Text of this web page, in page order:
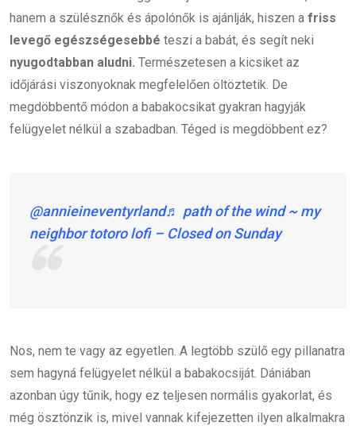
hanem a szülésznők és ápolónők is ajánlják, hiszen a friss
levegő egészségesebbé teszi a babát, és segít neki
nyugodtabban aludni. Természetesen a kicsiket az
időjárási viszonyoknak megfelelően öltöztetik. De
megdöbbentő módon a babakocsikat gyakran hagyják
felügyelet nélkül a szabadban. Téged is megdöbbent ez?
@annieineventyrland♬ path of the wind ~ my
neighbor totoro lofi – Closed on Sunday
Nos, nem te vagy az egyetlen. A legtöbb szülő egy pillanatra
sem hagyná felügyelet nélkül a babakocsiját. Dániában
azonban úgy tűnik, hogy ez teljesen normális gyakorlat, és
még ösztönzik is, mivel vannak kifejezetten ilyen alkalmakra